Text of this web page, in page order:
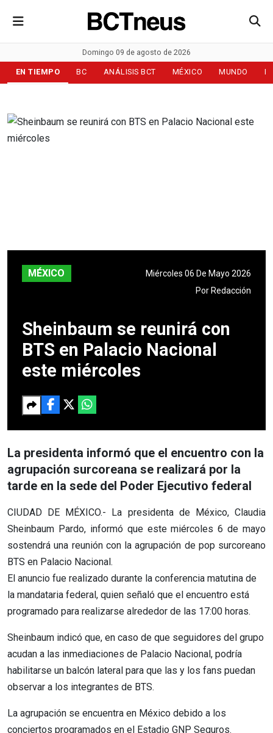
Domingo 09 de agosto de 2026
EN TIEMPO BC ANÁLISIS BCT MÉXICO MUNDO
MÉXICO
Miércoles 06 De Mayo 2026
Por Redacción
Sheinbaum se reunirá con
BTS en Palacio Nacional
este miércoles
La presidenta informó que el encuentro con la
agrupación surcoreana se realizará por la
tarde en la sede del Poder Ejecutivo federal
CIUDAD DE MÉXICO.- La presidenta de México, Claudia
Sheinbaum Pardo, informó que este miércoles 6 de mayo
sostendrá una reunión con la agrupación de pop surcoreano
BTS en Palacio Nacional.
El anuncio fue realizado durante la conferencia matutina de
la mandataria federal, quien señaló que el encuentro está
programado para realizarse alrededor de las 17:00 horas.
Sheinbaum indicó que, en caso de que seguidores del grupo
acudan a las inmediaciones de Palacio Nacional, podría
habilitarse un balcón lateral para que las y los fans puedan
observar a los integrantes de BTS.
La agrupación se encuentra en México debido a los
conciertos programados en el Estadio GNP Seguros.